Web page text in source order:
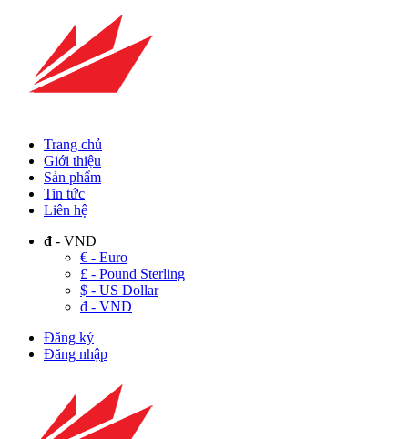
Trang chủ
Giới thiệu
Sản phẩm
Tin tức
Liên hệ
đ - VND
€ - Euro
£ - Pound Sterling
$ - US Dollar
đ - VND
Đăng ký
Đăng nhập